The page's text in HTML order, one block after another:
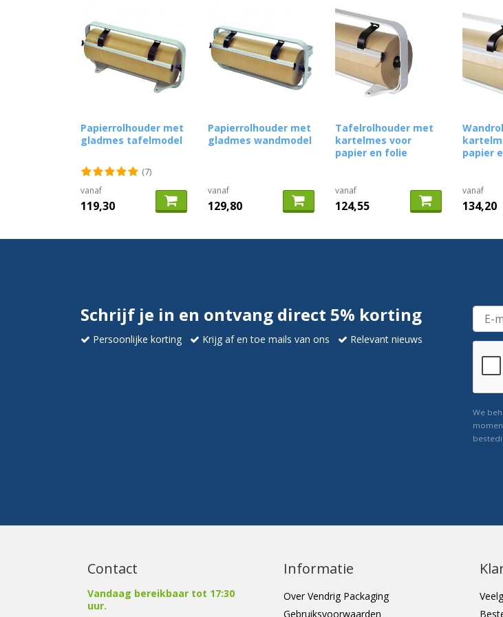
Papierrolhouder met
gladmes tafelmodel
(7)
vanaf
119,30
Papierrolhouder met
gladmes wandmodel
vanaf
129,80
Tafelrolhouder met
kartelmes voor
papier en folie
vanaf
124,55
papier
vanaf
134,20
Schrijf je in en ontvang direct 5% korting
Persoonlijke korting Krijg af en toe mails van ons Relevant nieuws
We
Contact
Vandaag bereikbaar tot 17:30
uur.
Informatie
Over Vendrig Packaging
Gebruiksvoorwaarden